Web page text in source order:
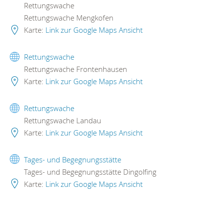
Rettungswache
Rettungswache Mengkofen
Karte: Link zur Google Maps Ansicht
Rettungswache
Rettungswache Frontenhausen
Karte: Link zur Google Maps Ansicht
Rettungswache
Rettungswache Landau
Karte: Link zur Google Maps Ansicht
Tages- und Begegnungsstätte
Tages- und Begegnungsstätte Dingolfing
Karte: Link zur Google Maps Ansicht